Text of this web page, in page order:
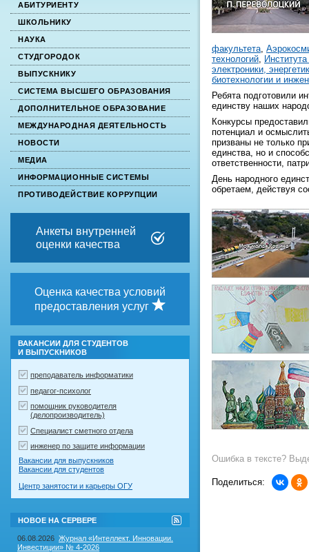
АБИТУРИЕНТУ
ШКОЛЬНИКУ
НАУКА
СТУДГОРОДОК
ВЫПУСКНИКУ
СИСТЕМА ВЫСШЕГО ОБРАЗОВАНИЯ
ДОПОЛНИТЕЛЬНОЕ ОБРАЗОВАНИЕ
МЕЖДУНАРОДНАЯ ДЕЯТЕЛЬНОСТЬ
НОВОСТИ
МЕДИА
ИНФОРМАЦИОННЫЕ СИСТЕМЫ
ПРОТИВОДЕЙСТВИЕ КОРРУПЦИИ
Анкеты внутренней
оценки качества
Оценка качества условий
предоставления услуг
ВАКАНСИИ ДЛЯ СТУДЕНТОВ
И ВЫПУСКНИКОВ
преподаватель информатики
педагог-психолог
помощник руководителя
(делопроизводитель)
Специалист сметного отдела
инженер по защите информации
Вакансии для выпускников
Вакансии для студентов
Центр занятости и карьеры ОГУ
НОВОЕ НА СЕРВЕРЕ
RSS-
лента
на
06.08.2026 Журнал «Интеллект. Инновации.
Инвестиции» № 4-2026
факультета
технологий
электроники,
биотехнологии и
Ребята подготовили
единству наших
Конкурсы
потенциал и
призваны не только
единства, но и
ответственности,
День народного
обретаем, действуя
Ошибка в тексте?
Поделиться: